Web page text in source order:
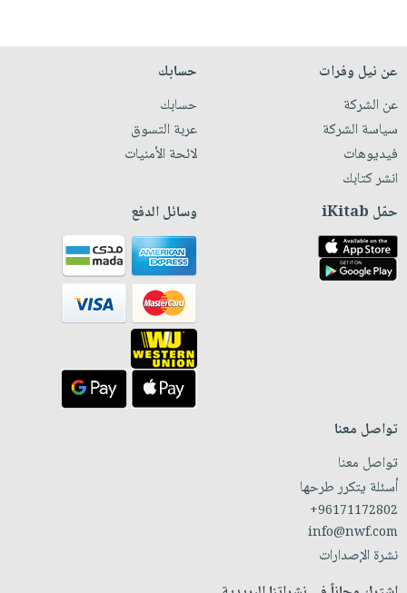
عن نيل وفرات
عن الشركة
سياسة الشركة
فيديوهات
انشر كتابك
حسابك
حسابك
عربة التسوق
لائحة الأمنيات
حمّل iKitab وسائل الدفع
تواصل معنا
تواصل معنا
أسئلة يتكرر طرحها
+96171172802
info@nwf.com
نشرة الإصدارات